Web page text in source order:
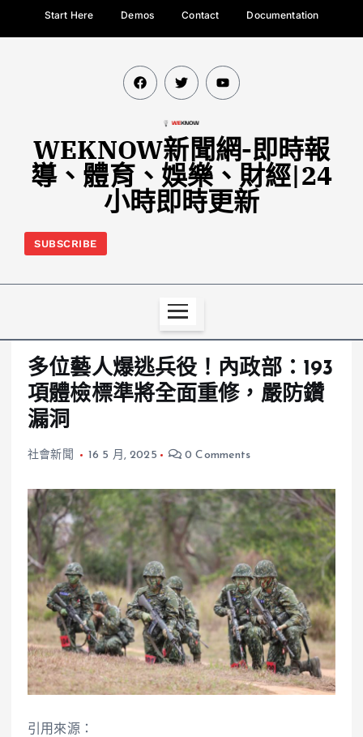
Start Here Demos Contact Documentation
WEKNOW新聞網-即時報
導、體育、娛樂、財經|24
小時即時更新
SUBSCRIBE
多位藝人爆逃兵役！內政部：193
項體檢標準將全面重修，嚴防鑽
漏洞
社會新聞 16 5 月, 2025 0 Comments
引用來源：